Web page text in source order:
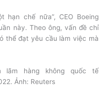
hạn chế nữa”, CEO Boeing
này. Theo ông, vấn đề chỉ
thể đạt yêu cầu làm việc mà